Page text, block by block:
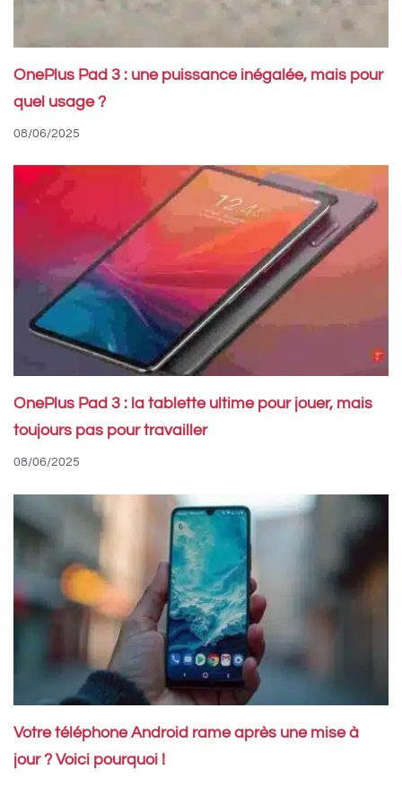
OnePlus Pad 3 : une puissance inégalée, mais pour
quel usage ?
08/06/2025
OnePlus Pad 3 : la tablette ultime pour jouer, mais
toujours pas pour travailler
08/06/2025
Votre téléphone Android rame après une mise à
jour ? Voici pourquoi !